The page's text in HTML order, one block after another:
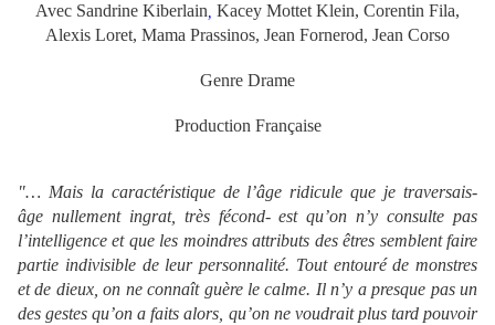
Avec Sandrine Kiberlain, Kacey Mottet Klein, Corentin Fila,
Alexis Loret, Mama Prassinos, Jean Fornerod, Jean Corso
Genre Drame
Production Française
"… Mais la caractéristique de l’âge ridicule que je traversais-
âge nullement ingrat, très fécond- est qu’on n’y consulte pas
l’intelligence et que les moindres attributs des êtres semblent faire
partie indivisible de leur personnalité. Tout entouré de monstres
et de dieux, on ne connaît guère le calme. Il n’y a presque pas un
des gestes qu’on a faits alors, qu’on ne voudrait plus tard pouvoir